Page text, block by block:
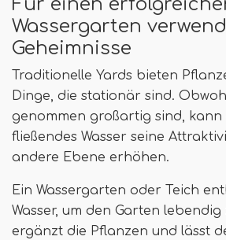
Wassergarten
Geheimnisse
Traditionelle Yards bieten
Dinge, die stationär sind.
genommen großartig sind, kann
fließendes Wasser seine
andere Ebene erhöhen.
Ein Wassergarten oder Teich
Wasser, um den Garten lebendig
ergänzt die Pflanzen und lässt